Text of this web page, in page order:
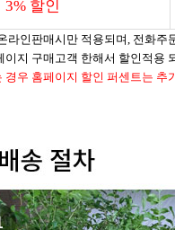
3% 할인
라인판매시만 적용되며, 전화주
이지 구매고객 한해서 할인적용
경우 홈페이지 할인 퍼센트는 추